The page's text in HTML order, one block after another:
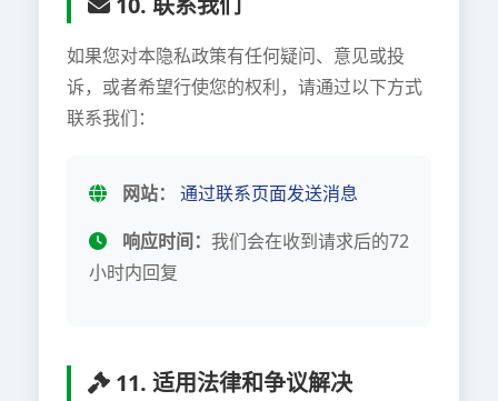
如果您对本隐私政策有任何疑问、意见或投
诉，或者希望行使您的权利，请通过以下方式
联系我们：
网站：
通过联系页面发送消息
响应时间： 我们会在收到请求后的72
小时内回复
11. 适用法律和争议解决